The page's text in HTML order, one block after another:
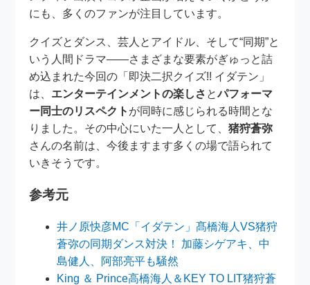
にも、多くのファンが注目しています。
クイズとダンス、芸人とアイドル、そして“同期”と
いう人間ドラマ——さまざまな要素がぎゅっと詰
め込まれた今回の「即決二択クイズ!! イダテン」
は、 エンターテインメントの楽しさ とパフォーマ
ー同士のリスペクト が同時に感じられる時間とな
りました。その中心にいた一人として、猪狩蒼弥
さんの名前は、今後ますます多くの場で語られて
いきそうです。
参考元
井ノ原快彦MC「イダテン」髙橋海人VS猪狩
蒼弥の同期ダンス対決！ 加藤シゲアキ、中
島健人、阿部亮平も騒然
King ＆ Prince高橋海人＆KEY TO LIT猪狩蒼